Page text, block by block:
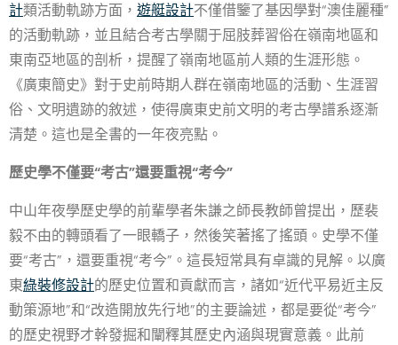
計類活動軌跡方面， 遊艇設計不僅借鑒了基因學對“澳佳麗種”
的活動軌跡，並且結合考古學關于屈肢葬習俗在嶺南地區和
東南亞地區的剖析，提醒了嶺南地區前人類的生涯形態。
《廣東簡史》對于史前時期人群在嶺南地區的活動、生涯習
俗、文明遺跡的敘述，使得廣東史前文明的考古學譜系逐漸
清楚。這也是全書的一年夜亮點。
歷史學不僅要“考古”還要重視“考今”
中山年夜學歷史學的前輩學者朱謙之師長教師曾提出，歷裴
毅不由的轉頭看了一眼轎子，然後笑著搖了搖頭。史學不僅
要“考古”，還要重視“考今”。這長短常具有卓識的見解。以廣
東綠裝修設計的歷史位置和貢獻而言，諸如“近代平易近主反
動策源地”和“改造開放先行地”的主要論述，都是要從“考今”
的歷史視野才幹發掘和闡釋其歷史內涵與現實意義。此前